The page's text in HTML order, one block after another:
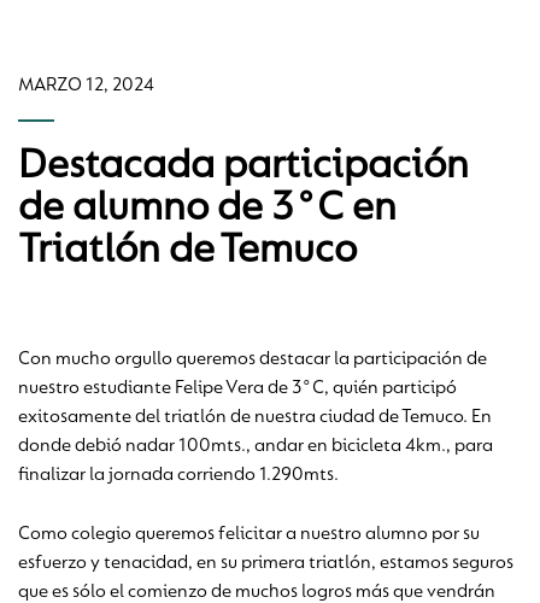
MARZO 12, 2024
Destacada participación
de alumno de 3°C en
Triatlón de Temuco
Con mucho orgullo queremos destacar la participación de
nuestro estudiante Felipe Vera de 3°C, quién participó
exitosamente del triatlón de nuestra ciudad de Temuco. En
donde debió nadar 100mts., andar en bicicleta 4km., para
finalizar la jornada corriendo 1.290mts.
Como colegio queremos felicitar a nuestro alumno por su
esfuerzo y tenacidad, en su primera triatlón, estamos seguros
que es sólo el comienzo de muchos logros más que vendrán